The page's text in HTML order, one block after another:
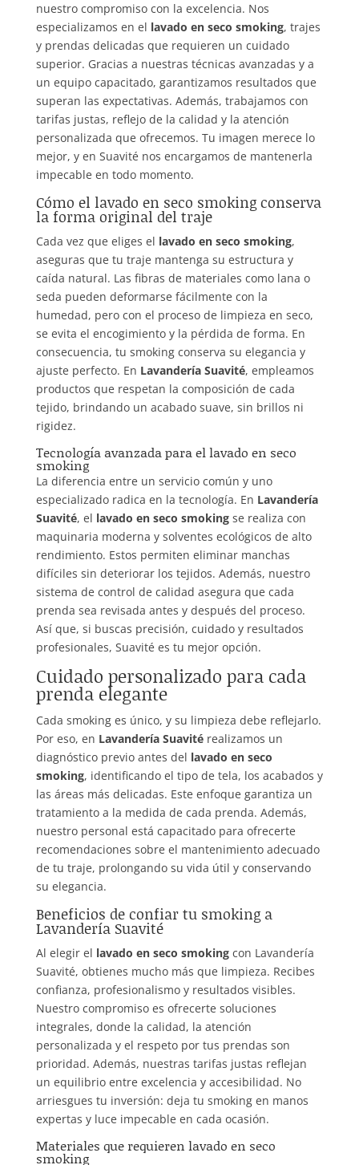
nuestro compromiso con la excelencia. Nos
especializamos en el lavado en seco smoking, trajes
y prendas delicadas que requieren un cuidado
superior. Gracias a nuestras técnicas avanzadas y a
un equipo capacitado, garantizamos resultados que
superan las expectativas. Además, trabajamos con
tarifas justas, reflejo de la calidad y la atención
personalizada que ofrecemos. Tu imagen merece lo
mejor, y en Suavité nos encargamos de mantenerla
impecable en todo momento.
Cómo el lavado en seco smoking conserva
la forma original del traje
Cada vez que eliges el lavado en seco smoking,
aseguras que tu traje mantenga su estructura y
caída natural. Las fibras de materiales como lana o
seda pueden deformarse fácilmente con la
humedad, pero con el proceso de limpieza en seco,
se evita el encogimiento y la pérdida de forma. En
consecuencia, tu smoking conserva su elegancia y
ajuste perfecto. En Lavandería Suavité, empleamos
productos que respetan la composición de cada
tejido, brindando un acabado suave, sin brillos ni
rigidez.
Tecnología avanzada para el lavado en seco
smoking
La diferencia entre un servicio común y uno
especializado radica en la tecnología. En Lavandería
Suavité, el lavado en seco smokingse realiza con
maquinaria moderna y solventes ecológicos de alto
rendimiento. Estos permiten eliminar manchas
difíciles sin deteriorar los tejidos. Además, nuestro
sistema de control de calidad asegura que cada
prenda sea revisada antes y después del proceso.
Así que, si buscas precisión, cuidado y resultados
profesionales, Suavité es tu mejor opción.
Cuidado personalizado para cada
prenda elegante
Cada smoking es único, y su limpieza debe reflejarlo.
Por eso, en Lavandería Suavitérealizamos un
diagnóstico previo antes del lavado en seco
smoking, identificando el tipo de tela, los acabados y
las áreas más delicadas. Este enfoque garantiza un
tratamiento a la medida de cada prenda. Además,
nuestro personal está capacitado para ofrecerte
recomendaciones sobre el mantenimiento adecuado
de tu traje, prolongando su vida útil y conservando
su elegancia.
Beneficios de confiar tu smoking a
Lavandería Suavité
Al elegir el lavado en seco smokingcon Lavandería
Suavité, obtienes mucho más que limpieza. Recibes
confianza, profesionalismo y resultados visibles.
Nuestro compromiso es ofrecerte soluciones
integrales, donde la calidad, la atención
personalizada y el respeto por tus prendas son
prioridad. Además, nuestras tarifas justas reflejan
un equilibrio entre excelencia y accesibilidad. No
arriesgues tu inversión: deja tu smoking en manos
expertas y luce impecable en cada ocasión.
Materiales que requieren lavado en seco
smoking